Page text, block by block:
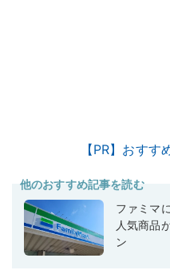
【PR】おす
他のおすすめ記事を読む
ファミマ
人気商品
ン